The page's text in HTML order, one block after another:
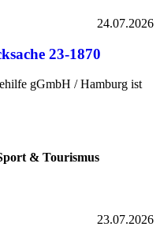
24.07.2026
23-1870
gGmbH / Hamburg ist
& Tourismus
23.07.2026